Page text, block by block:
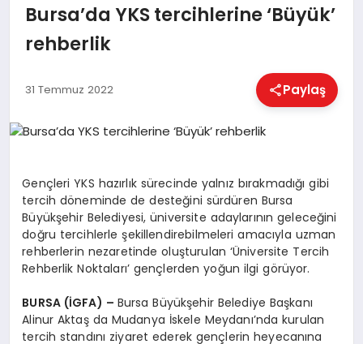
DÜNYA
HABERLER
MAGAZIN
Bursa’da YKS tercihlerine ‘Büyük’
rehberlik
31 Temmuz 2022 Paylaş
Gençleri YKS hazırlık sürecinde yalnız bırakmadığı gibi
tercih döneminde de desteğini sürdüren Bursa
Büyükşehir Belediyesi, üniversite adaylarının geleceğini
doğru tercihlerle şekillendirebilmeleri amacıyla uzman
rehberlerin nezaretinde oluşturulan ‘Üniversite Tercih
Rehberlik Noktaları’ gençlerden yoğun ilgi görüyor.
BURSA (İGFA) – Bursa Büyükşehir Belediye Başkanı
Alinur Aktaş da Mudanya İskele Meydanı’nda kurulan
tercih standını ziyaret ederek gençlerin heyecanına